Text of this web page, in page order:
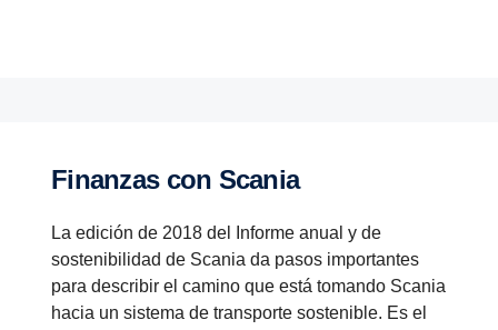
Finanzas con Scania
La edición de 2018 del Informe anual y de
sostenibilidad de Scania da pasos importantes
para describir el camino que está tomando Scania
hacia un sistema de transporte sostenible. Es el